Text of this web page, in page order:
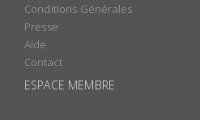
Conditions Générales
Presse
Aide
Contact
ESPACE MEMBRE